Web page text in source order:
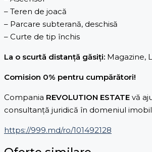
– Teren de joacă
– Parcare subterană, deschisă
– Curte de tip închis
La o scurtă distanță găsiți: Magazine,
Comision 0% pentru cumpărători!
Compania REVOLUTION ESTATE vă
consultanță juridică în domeniul
https://999.md/ro/101492128